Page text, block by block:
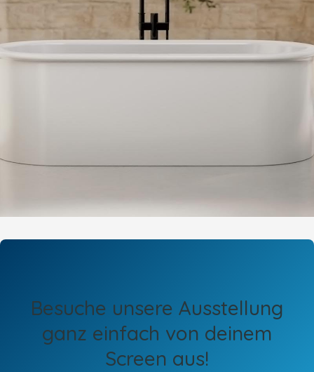
Besuche unsere Ausstellung
ganz einfach von deinem
Screen aus!